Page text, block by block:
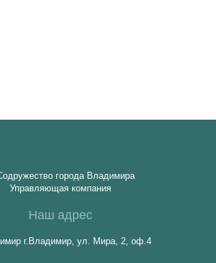
города Владимира
Управляющая компания
Наш адрес
г.Владимир, ул. Мира, 2, оф.4